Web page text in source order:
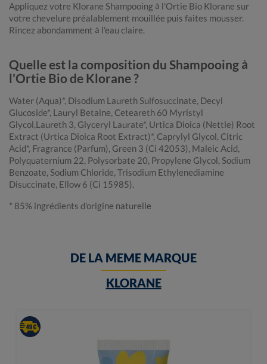
Appliquez votre Klorane Shampooing à l'Ortie Bio Klorane sur
votre chevelure préalablement mouillée puis faites mousser.
Rincez abondamment à l'eau claire.
Quelle est la composition du Shampooing à
l'Ortie Bio de Klorane ?
Water (Aqua)*, Disodium Laureth Sulfosuccinate, Decyl
Glucoside*, Lauryl Betaine, Ceteareth 60 Myristyl
Glycol,Laureth 3, Glyceryl Laurate*, Urtica Dioica (Nettle) Root
Extract (Urtica Dioica Root Extract)*, Caprylyl Glycol, Citric
Acid*, Fragrance (Parfum), Green 3 (Ci 42053), Maleic Acid,
Polyquaternium 22, Polysorbate 20, Propylene Glycol, Sodium
Benzoate, Sodium Chloride, Trisodium Ethylenediamine
Disuccinate, Ellow 6 (Ci 15985).
* 85% ingrédients d'origine naturelle
DE LA MEME MARQUE
KLORANE